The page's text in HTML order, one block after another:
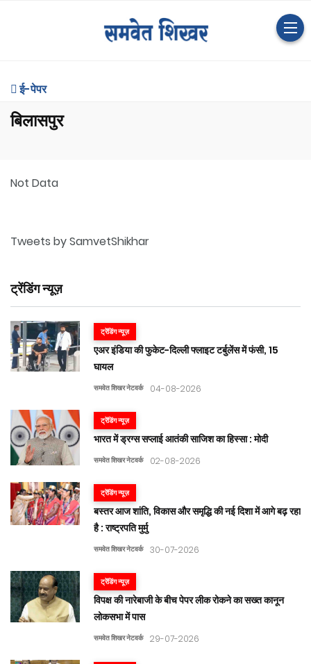
ई-पेपर
बिलासपुर
Not Data
Tweets by SamvetShikhar
ट्रेंडिंग न्यूज़
ट्रेंडिंग न्यूज़
एअर इंडिया की फुकेट-दिल्ली फ्लाइट टर्बुलेंस में फंसी, 15
घायल
समवेत शिखर नेटवर्क 04-08-2026
ट्रेंडिंग न्यूज़
भारत में ड्रग्स सप्लाई आतंकी साजिश का हिस्सा : मोदी
समवेत शिखर नेटवर्क 02-08-2026
ट्रेंडिंग न्यूज़
बस्तर आज शांति, विकास और समृद्धि की नई दिशा में आगे बढ़ रहा
है : राष्ट्रपति मुर्मु
समवेत शिखर नेटवर्क 30-07-2026
ट्रेंडिंग न्यूज़
विपक्ष की नारेबाजी के बीच पेपर लीक रोकने का सख्त कानून
लोकसभा में पास
समवेत शिखर नेटवर्क 29-07-2026